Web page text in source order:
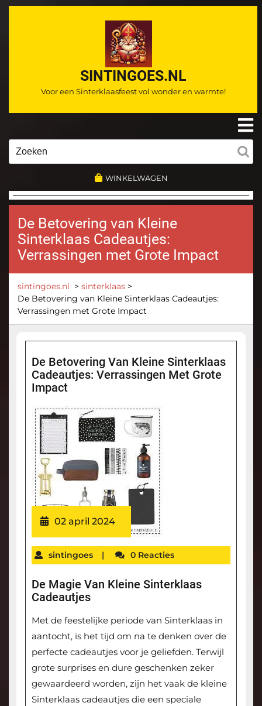
Ga
SINTINGOES.NL
Voor een Sinterklaasfeest vol wonder en warmte!
WINKELWAGEN
De Betovering van Kleine
Sinterklaas Cadeautjes:
Verrassingen met Grote Impact
sintingoes.nl > sinterklaas >
De Betovering van Kleine Sinterklaas Cadeautjes:
Verrassingen met Grote Impact
De Betovering Van Kleine Sinterklaas
Cadeautjes: Verrassingen Met Grote
Impact
02 april 2024
sintingoes | 0 Reacties
De Magie Van Kleine Sinterklaas
Cadeautjes
Met de feestelijke periode van Sinterklaas in
aantocht, is het tijd om na te denken over de
perfecte cadeautjes voor je geliefden. Terwijl
grote surprises en dure geschenken zeker
gewaardeerd worden, zijn het vaak de kleine
Sinterklaas cadeautjes die een speciale